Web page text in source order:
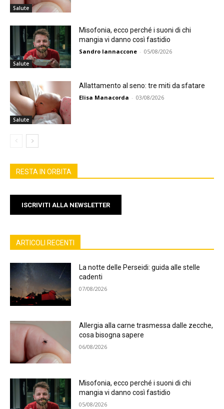
Salute
Salute
Misofonia, ecco perché i suoni di chi
mangia vi danno così fastidio
Sandro Iannaccone - 05/08/2026
Salute
Allattamento al seno: tre miti da sfatare
Elisa Manacorda - 03/08/2026
RESTA IN ORBITA
ISCRIVITI ALLA NEWSLETTER
ARTICOLI RECENTI
La notte delle Perseidi: guida alle stelle
cadenti
07/08/2026
Allergia alla carne trasmessa dalle zecche,
cosa bisogna sapere
06/08/2026
Misofonia, ecco perché i suoni di chi
mangia vi danno così fastidio
05/08/2026